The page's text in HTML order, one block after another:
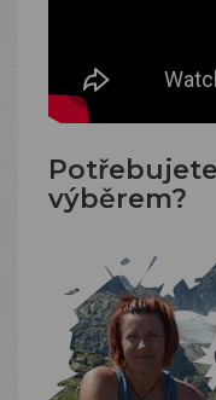
výběrem?